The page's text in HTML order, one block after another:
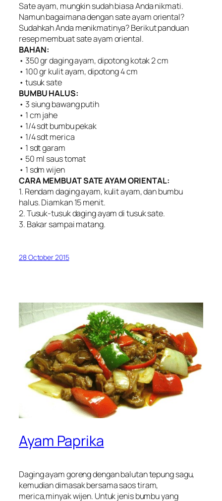
Sate ayam, mungkin sudah biasa Anda nikmati.
Namun bagaimana dengan sate ayam oriental?
Sudahkah Anda menikmatinya? Berikut panduan
resep membuat sate ayam oriental.
BAHAN:
• 350 gr daging ayam, dipotong kotak 2 cm
• 100 gr kulit ayam, dipotong 4 cm
• tusuk sate
BUMBU HALUS:
• 3 siung bawang putih
• 1 cm jahe
• 1/4 sdt bumbu pekak
• 1/4 sdt merica
• 1 sdt garam
• 50 ml saus tomat
• 1 sdm wijen
CARA MEMBUAT SATE AYAM ORIENTAL:
1. Rendam daging ayam, kulit ayam, dan bumbu
halus. Diamkan 15 menit.
2. Tusuk-tusuk daging ayam di tusuk sate.
3. Bakar sampai matang.
28 October 2015
Ayam Paprika
Daging ayam goreng dengan balutan tepung sagu,
kemudian dimasak bersama saos tiram,
merica,minyak wijen. Untuk jenis bumbu yang